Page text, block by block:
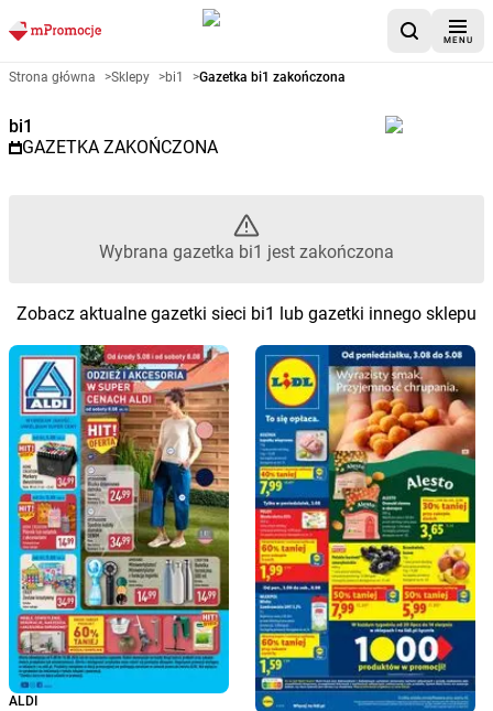
MENU
Gazetka promocyjna bi1 –
Strona główna >Sklepy >bi1 >Gazetka bi1 zakończona
bi1
GAZETKA ZAKOŃCZONA
Wybrana gazetka bi1 jest zakończona
Zobacz aktualne gazetki sieci bi1 lub gazetki innego sklepu
ALDI